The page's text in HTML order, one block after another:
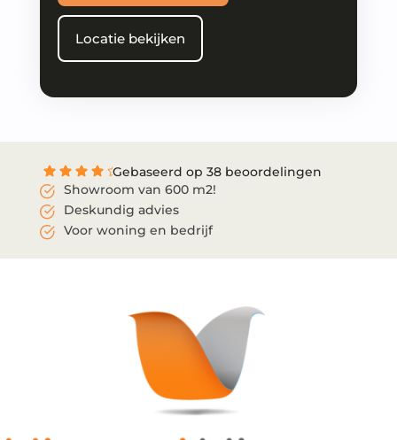
Locatie bekijken
Gebaseerd op 38 beoordelingen
Showroom van 600 m2!
Deskundig advies
Voor woning en bedrijf